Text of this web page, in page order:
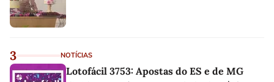
3 NOTÍCIAS
Lotofácil 3753: Apostas do ES e de MG